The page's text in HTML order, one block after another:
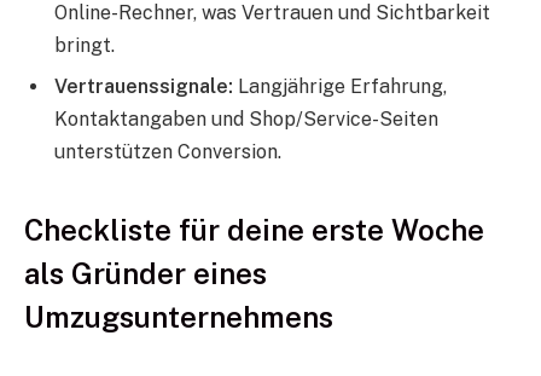
Online-Rechner, was Vertrauen und Sichtbarkeit
bringt.
Vertrauenssignale: Langjährige Erfahrung,
Kontaktangaben und Shop/Service-Seiten
unterstützen Conversion.
Checkliste für deine erste Woche
als Gründer eines
Umzugsunternehmens